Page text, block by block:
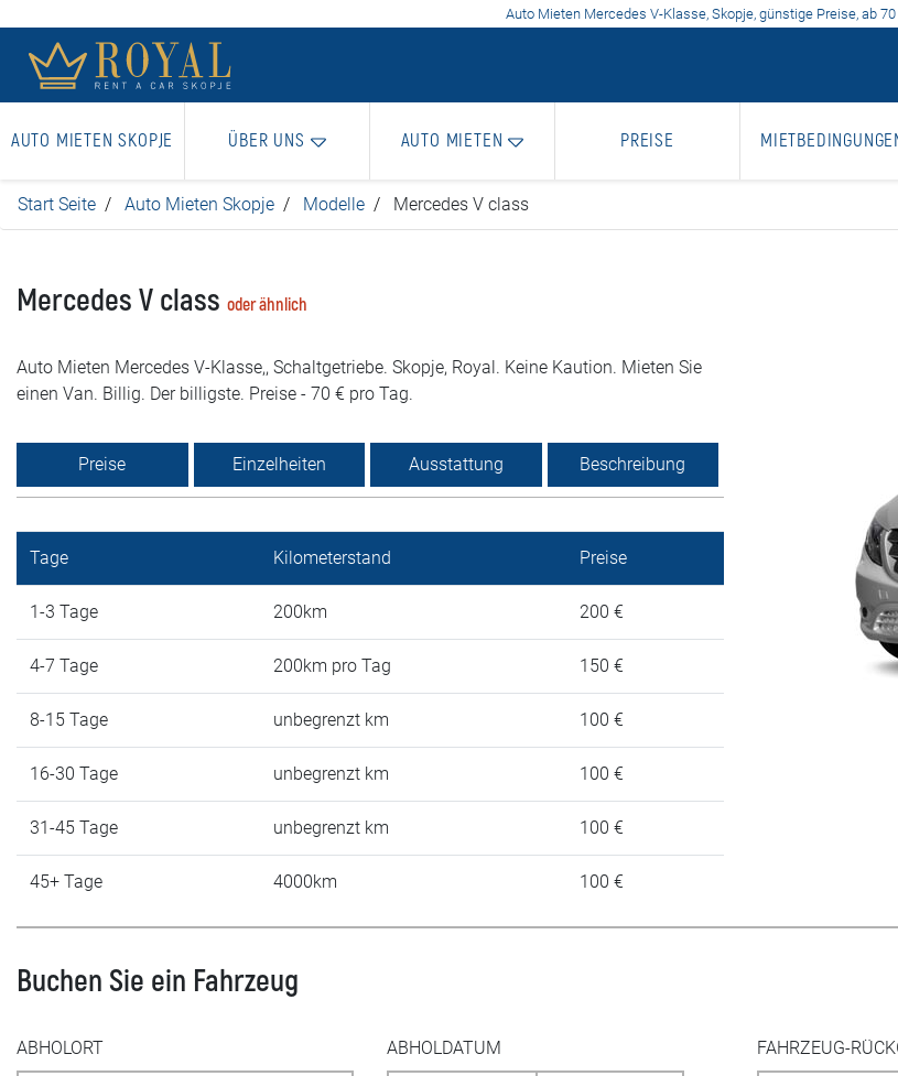
Auto Mieten Mercedes V-Klasse, Skopje, günstige Preise, ab 70
AUTO MIETEN SKOPJE ÜBER UNS AUTO MIETEN PREISE
Start Seite Auto Mieten Skopje Modelle Mercedes V class
Mercedes V class oder ähnlich
Auto Mieten Mercedes V-Klasse,, Schaltgetriebe. Skopje, Royal. Keine Kaution. Mieten Sie
einen Van. Billig. Der billigste. Preise - 70 € pro Tag.
Preise Einzelheiten Ausstattung Beschreibung
Tage Kilometerstand Preise
1-3 Tage 200km 200 €
4-7 Tage 200km pro Tag 150 €
8-15 Tage unbegrenzt km 100 €
16-30 Tage unbegrenzt km 100 €
31-45 Tage unbegrenzt km 100 €
45+ Tage 4000km 100 €
Buchen Sie ein Fahrzeug
ABHOLORT ABHOLDATUM FAHRZEUG-